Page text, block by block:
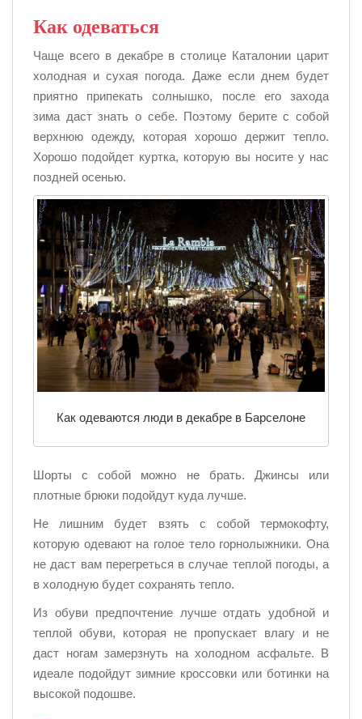
Как одеваться
Чаще всего в декабре в столице Каталонии царит
холодная и сухая погода. Даже если днем будет
приятно припекать солнышко, после его захода
зима даст знать о себе. Поэтому берите с собой
верхнюю одежду, которая хорошо держит тепло.
Хорошо подойдет куртка, которую вы носите у нас
поздней осенью.
Как одеваются люди в декабре в Барселоне
Шорты с собой можно не брать. Джинсы или
плотные брюки подойдут куда лучше.
Не лишним будет взять с собой термокофту,
которую одевают на голое тело горнолыжники. Она
не даст вам перегреться в случае теплой погоды, а
в холодную будет сохранять тепло.
Из обуви предпочтение лучше отдать удобной и
теплой обуви, которая не пропускает влагу и не
даст ногам замерзнуть на холодном асфальте. В
идеале подойдут зимние кроссовки или ботинки на
высокой подошве.